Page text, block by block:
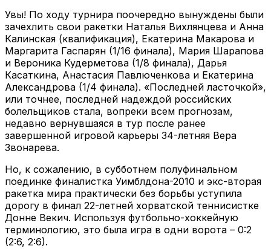
Увы! По ходу турнира поочередно вынуждены были
зачехлить свои ракетки Наталья Вихлянцева и Анна
Калинская (квалификация), Екатерина Макарова и
Маргарита Гаспарян (1/16 финала), Мария Шарапова
и Вероника Кудерметова (1/8 финала), Дарья
Касаткина, Анастасия Павлюченкова и Екатерина
Александрова (1/4 финала). «Последней ласточкой»,
или точнее, последней надеждой российских
болельщиков стала, вопреки всем прогнозам,
недавно вернувшаяся в тур после ранее
завершенной игровой карьеры 34-летняя Вера
Звонарева.
Но, к сожалению, в субботнем полуфинальном
поединке финалистка Уимблдона-2010 и экс-вторая
ракетка мира практически без борьбы уступила
дорогу в финал 22-летней хорватской теннисистке
Донне Векич. Используя футбольно-хоккейную
терминологию, это была игра в одни ворота – 0:2
(2:6, 2:6).